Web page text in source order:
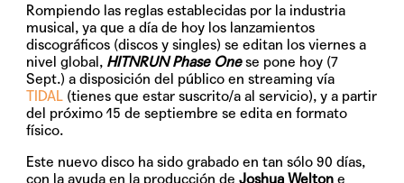
Rompiendo las reglas establecidas por la industria
musical, ya que a día de hoy los lanzamientos
discográficos (discos y singles) se editan los viernes a
nivel global, HITNRUN Phase Onese pone hoy (7
Sept.) a disposición del público en streaming vía
TIDAL (tienes que estar suscrito/a al servicio), y a partir
del próximo 15 de septiembre se edita en formato
físico.
Este nuevo disco ha sido grabado en tan sólo 90 días,
con la ayuda en la producción deJoshua Welton e